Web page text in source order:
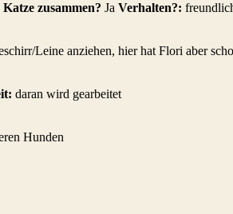
zusammen? Ja Verhalten?:
Leine anziehen, hier hat Flori aber
daran wird gearbeitet
Hunden